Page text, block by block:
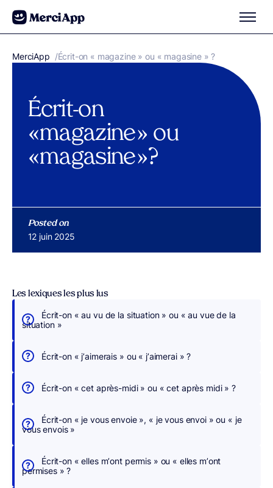
Aller au contenu
MerciApp correcteur orthographe
/Écrit-on « magazine » ou « magasine » ?
Écrit-on
« magazine » ou
« magasine » ?
Posted on
Publié le
12 juin 2025
É
r
i
v
e
s
s
Les lexiques les plus lus
Écrit-on « au vu de la situation » ou « au vue de la
situation »
Écrit-on « j’aimerais » ou « j’aimerai » ?
Écrit-on « cet après-midi » ou « cet après midi » ?
Écrit-on « je vous envoie », « je vous envoi » ou « je
vous envois »
Écrit-on « elles m’ont permis » ou « elles m’ont
permises » ?